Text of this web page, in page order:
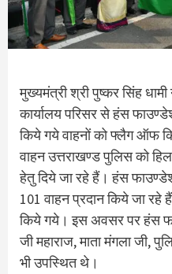
मुख्यमंत्री श्री पुष्कर सिंह
कार्यालय परिसर से हंस
किये गये वाहनों को फ्लैग ऑफ
वाहन उत्तराखण्ड पुलिस को
हेतु दिये जा रहे हैं। हंस
101 वाहन प्रदान किये जा रहे
किये गये। इस अवसर पर हंस
जी महाराज, माता मंगला जी,
भी उपस्थित थे।